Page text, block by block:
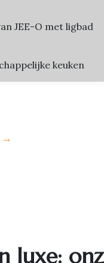
JEE-O met ligbad
keuken
→
luxe: